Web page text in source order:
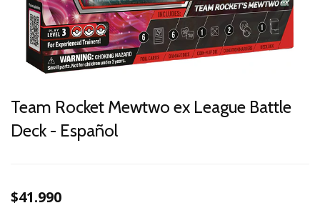
Team Rocket Mewtwo ex League Battle
Deck - Español
$41.990